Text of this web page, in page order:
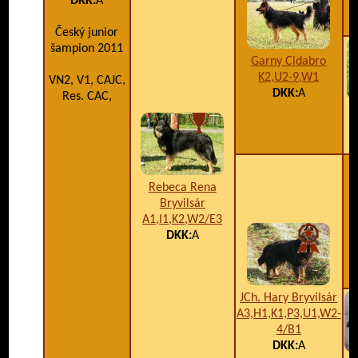
Český junior
šampion 2011
VN2, V1, CAJC,
Res. CAC,
Rebeca Rena
Bryvilsár
A1,I1,K2,W2/E3
DKK:A
Garny Cidabro
K2,U2-9,W1
DKK:A
JCh. Hary Bryvilsár
A3,H1,K1,P3,U1,W2-
4/B1
DKK:A